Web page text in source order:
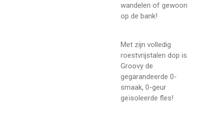
wandelen of gewoon
op de bank!
Met zijn volledig
roestvrijstalen dop is
Groovy de
gegarandeerde 0-
smaak, 0-geur
geïsoleerde fles!